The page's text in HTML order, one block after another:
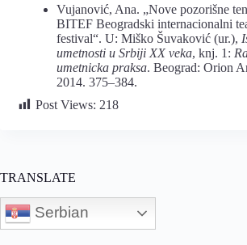
Vujanović, Ana. „Nove pozorišne
BITEF Beogradski internacionalni
festival“. U: Miško Šuvaković (ur.),
umetnosti u Srbiji XX veka, knj. 1:
umetnicka praksa. Beograd: Orion
2014. 375–384.
Post Views: 218
TRANSLATE
Serbian